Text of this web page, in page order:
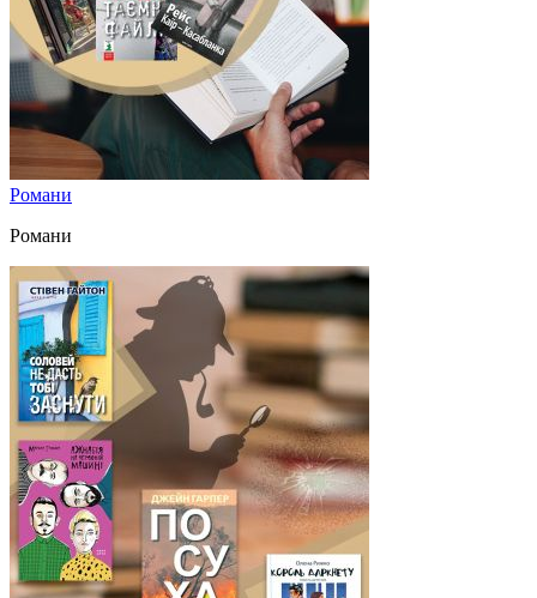
Романи
Романи